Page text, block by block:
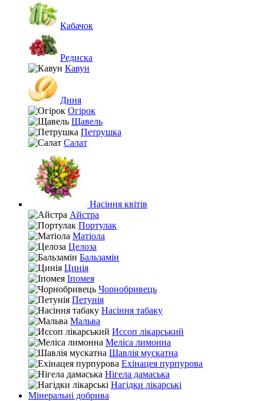
Кабачок
Редиска
Кавун
Диня
Огірок
Щавель
Петрушка
Салат
Насіння квітів
Айстра
Портулак
Матіола
Целоза
Бальзамін
Цинія
Іпомея
Чорнобривець
Петунія
Насіння табаку
Мальва
Иссоп лікарський
Меліса лимонна
Шавлія мускатна
Ехінацея пурпурова
Нігела дамаська
Нагідки лікарські
Мінеральні добрива